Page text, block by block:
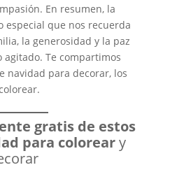
En resumen, la
especial que nos recuerda
la generosidad y la paz
Te compartimos
navidad para decorar, los
gratis de estos
para coloreary